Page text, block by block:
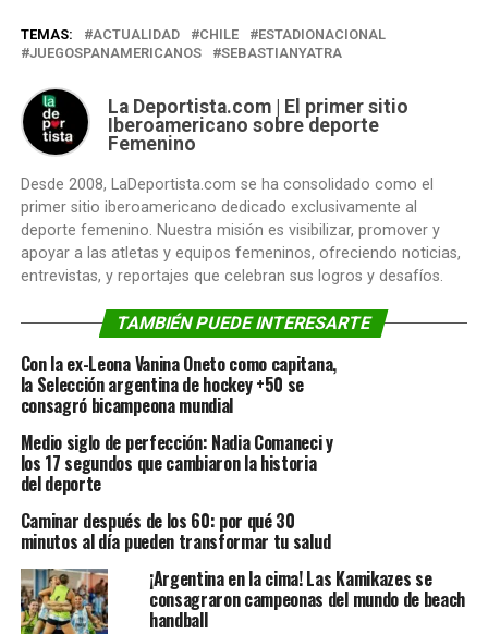
TEMAS: ACTUALIDAD CHILE
ESTADIONACIONAL
JUEGOSPANAMERICANOS
SEBASTIANYATRA
La Deportista.com | El primer sitio
Iberoamericano sobre deporte
Femenino
Desde 2008, LaDeportista.com se ha consolidado como el
primer sitio iberoamericano dedicado exclusivamente al
deporte femenino. Nuestra misión es visibilizar, promover y
apoyar a las atletas y equipos femeninos, ofreciendo noticias,
entrevistas, y reportajes que celebran sus logros y desafíos.
TAMBIÉN PUEDE INTERESARTE
Con la ex-Leona Vanina Oneto como capitana,
la Selección argentina de hockey +50 se
consagró bicampeona mundial
Medio siglo de perfección: Nadia Comaneci y
los 17 segundos que cambiaron la historia
del deporte
Caminar después de los 60: por qué 30
minutos al día pueden transformar tu salud
¡Argentina en la cima! Las Kamikazes se
consagraron campeonas del mundo de beach
handball